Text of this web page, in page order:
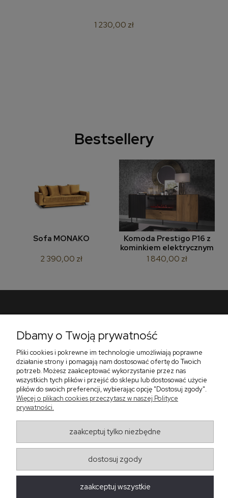
1 230,00 zł
Bestsellery
Sofa MONAKO
2 390,00 zł
Komoda Prestigo P16 z
kominkiem elektrycznym
1 840,00 zł
Płatności i dostawa
O nas
Zadzwoń do nas telefon +48 513 591 067
Salon Meblowy Zbrosławice na Śląsku
ul. Wolności 130
Zbrosławice 42-674
oprogramowanie:
Dbamy o Twoją prywatność
Pliki cookies i pokrewne im technologie umożliwiają poprawne
działanie strony i pomagają nam dostosować ofertę do Twoich
potrzeb. Możesz zaakceptować wykorzystanie przez nas
wszystkich tych plików i przejść do sklepu lub dostosować użycie
plików do swoich preferencji, wybierając opcję "Dostosuj zgody".
Więcej o plikach cookies przeczytasz w naszej Polityce
prywatności.
zaakceptuj tylko niezbędne
dostosuj zgody
zaakceptuj wszystkie